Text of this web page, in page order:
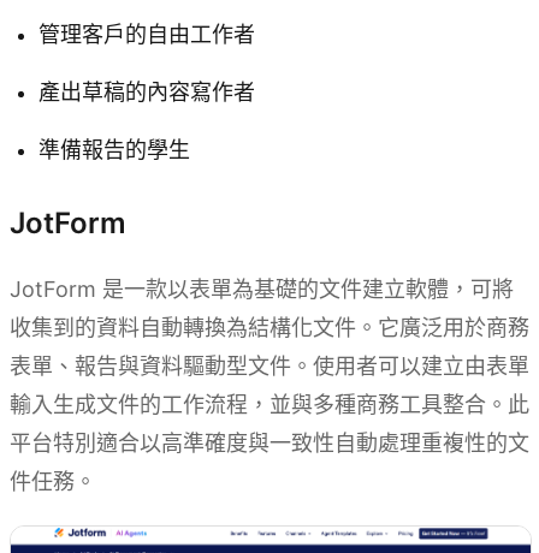
管理客戶的自由工作者
產出草稿的內容寫作者
準備報告的學生
JotForm
JotForm 是一款以表單為基礎的文件建立軟體，可將
收集到的資料自動轉換為結構化文件。它廣泛用於商務
表單、報告與資料驅動型文件。使用者可以建立由表單
輸入生成文件的工作流程，並與多種商務工具整合。此
平台特別適合以高準確度與一致性自動處理重複性的文
件任務。